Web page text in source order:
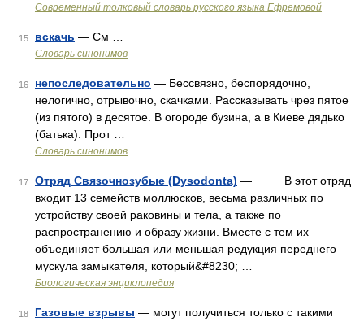
Современный толковый словарь русского языка Ефремовой
15 вскачь — См …
Словарь синонимов
16 непоследовательно — Бессвязно, беспорядочно,
нелогично, отрывочно, скачками. Рассказывать чрез пятое
(из пятого) в десятое. В огороде бузина, а в Киеве дядько
(батька). Прот …
Словарь синонимов
17 Отряд Связочнозубые (Dysodonta) — В этот отряд
входит 13 семейств моллюсков, весьма различных по
устройству своей раковины и тела, а также по
распространению и образу жизни. Вместе с тем их
объединяет большая или меньшая редукция переднего
мускула замыкателя, который&#8230; …
Биологическая энциклопедия
18 Газовые взрывы — могут получиться только с такими